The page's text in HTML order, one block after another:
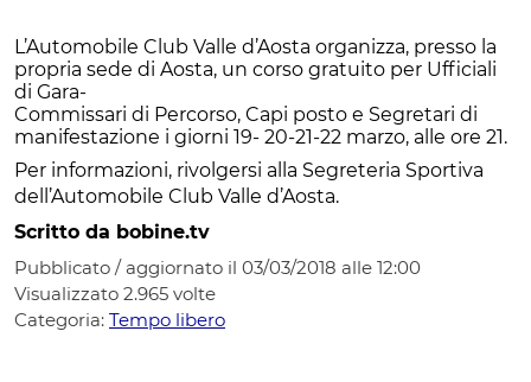
L’Automobile Club Valle d’Aosta organizza, presso la
propria sede di Aosta, un corso gratuito per Ufficiali
di Gara-
Commissari di Percorso, Capi posto e Segretari di
manifestazione i giorni 19- 20-21-22 marzo, alle ore 21.
Per informazioni, rivolgersi alla Segreteria Sportiva
dell’Automobile Club Valle d’Aosta.
Scritto da bobine.tv
Pubblicato / aggiornato il 03/03/2018 alle 12:00
Visualizzato 2.965 volte
Categoria: Tempo libero